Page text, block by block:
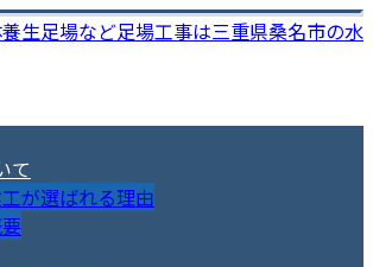
て
が選ばれる理由